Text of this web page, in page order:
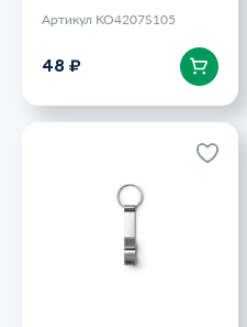
Артикул KO4207S105
48 ₽
Алюминиевый брелок
BIOKO с открывалкой,
серебристый
Артикул KO4207S1251